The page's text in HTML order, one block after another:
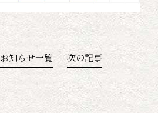
お知らせ一覧 次の記事